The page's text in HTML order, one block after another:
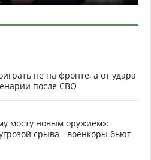
не на фронте, а от удара
после СВО
мосту новым оружием»:
срыва - военкоры бьют